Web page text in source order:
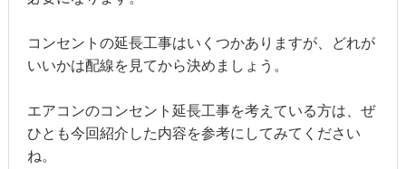
コンセントの延長工事はいくつかありますが、どれが
いいかは配線を見てから決めましょう。
エアコンのコンセント延長工事を考えている方は、ぜ
ひとも今回紹介した内容を参考にしてみてください
ね。